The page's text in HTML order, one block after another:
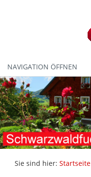
NAVIGATION ÖFFNEN
Sie sind hier: Startseite